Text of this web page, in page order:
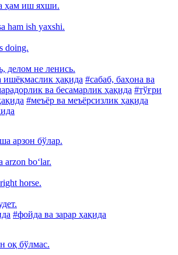
ҳам иш яхши.
ham ish yaxshi.
doing.
делом не ленись.
ишёқмаслик ҳақида #сабаб, баҳона ва
ва бесамарлик ҳақида #тўғри
#меъёр ва меъёрсизлик ҳақида
арзон бўлар.
arzon bo‘lar.
horse.
#фойда ва зарар ҳақида
оқ бўлмас.